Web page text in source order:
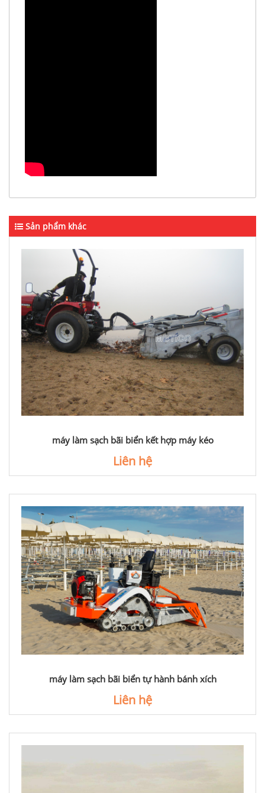
Sản phẩm khác
máy làm sạch bãi biển kết hợp máy kéo
Liên hệ
máy làm sạch bãi biển tự hành bánh xích
Liên hệ